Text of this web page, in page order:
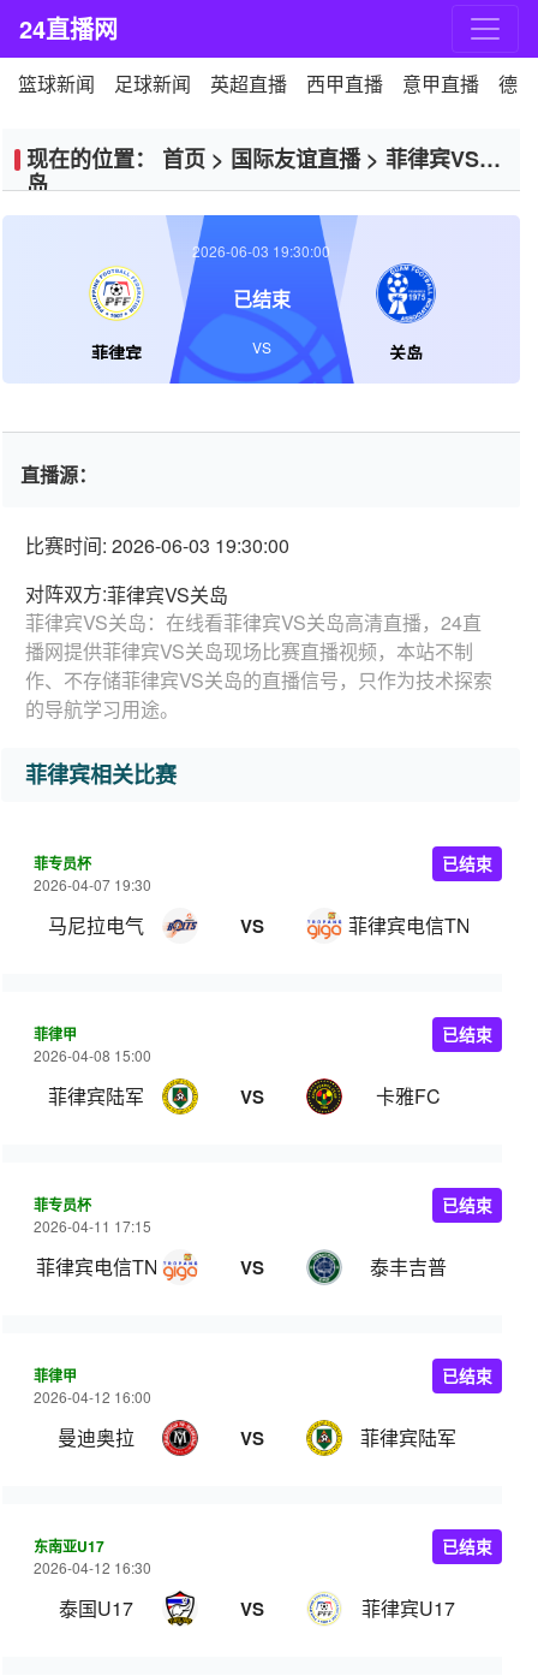
24直播网
篮球新闻 足球新闻 英超直播 西甲直播 意甲直播 德
现在的位置： 首页 > 国际友谊直播> 菲律宾VS关
岛
菲律宾 关岛
2026-06-03 19:30:00
已结束
VS
直播源：
比赛时间: 2026-06-03 19:30:00
对阵双方:菲律宾VS关岛
菲律宾VS关岛：在线看菲律宾VS关岛高清直播，24直
播网提供菲律宾VS关岛现场比赛直播视频，本站不制
作、不存储菲律宾VS关岛的直播信号，只作为技术探索
的导航学习用途。
菲律宾相关比赛
菲专员杯
2026-04-07 19:30
马尼拉电气 VS 菲律宾电信TNT
已结束
菲律甲
2026-04-08 15:00
菲律宾陆军 VS 卡雅FC
已结束
菲专员杯
2026-04-11 17:15
菲律宾电信TNT VS 泰丰吉普
已结束
菲律甲
2026-04-12 16:00
曼迪奥拉 VS 菲律宾陆军
已结束
东南亚U17
2026-04-12 16:30
泰国U17 VS 菲律宾U17
已结束